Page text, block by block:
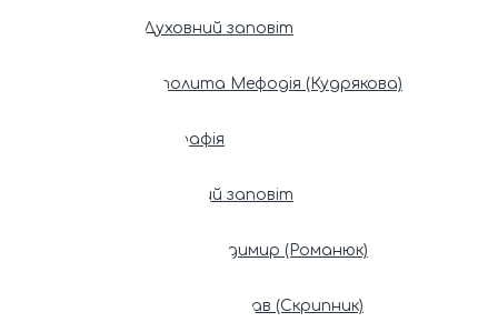
Духовний заповіт
Митрополита Мефодія (Кудрякова)
Біографія
Духовний заповіт
Патріарх Володимир (Романюк)
Патріарх Мстислав (Скрипник)